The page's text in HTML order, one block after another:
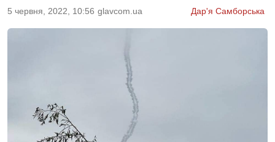
5 червня, 2022, 10:56 glavcom.ua Дар'я Самборська